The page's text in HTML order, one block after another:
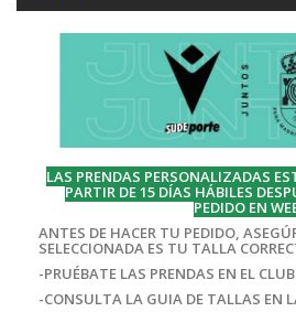
LAS PRENDAS PERSONALIZADAS
PARTIR DE 15 DÍAS HÁBILES
PEDIDO EN
ANTES DE HACER TU PEDIDO,
SELECCIONADA ES TU TALLA
-PRUÉBATE LAS PRENDAS EN EL CLUB
-CONSULTA LA GUIA DE TALLAS EN